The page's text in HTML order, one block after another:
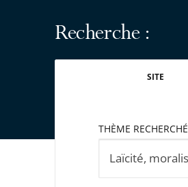
Recherche :
SITE
THÈME RECHERCHÉ